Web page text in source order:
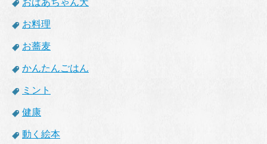
おばあちゃん犬
お料理
お蕎麦
かんたんごはん
ミント
健康
動く絵本